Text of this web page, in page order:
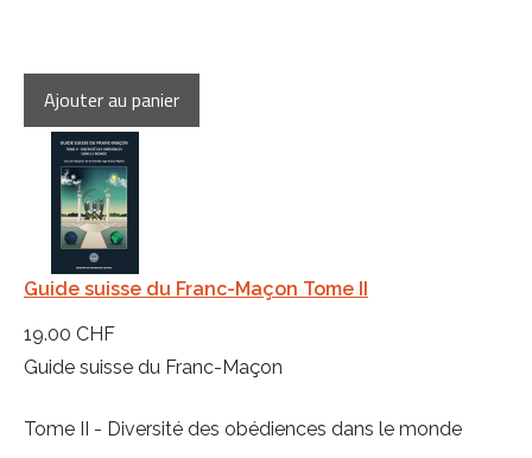
Guide suisse du Franc-Maçon Tome II
19.00 CHF
Guide suisse du Franc-Maçon
Tome II - Diversité des obédiences dans le monde